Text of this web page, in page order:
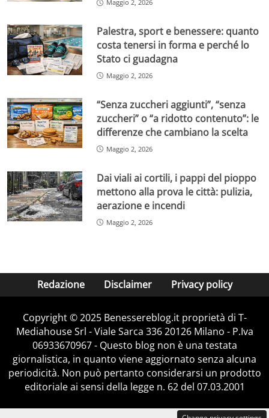
Maggio 2, 2026
Palestra, sport e benessere: quanto
costa tenersi in forma e perché lo
Stato ci guadagna
Maggio 2, 2026
“Senza zuccheri aggiunti”, “senza
zuccheri” o “a ridotto contenuto”: le
differenze che cambiano la scelta
Maggio 2, 2026
Dai viali ai cortili, i pappi del pioppo
mettono alla prova le città: pulizia,
aerazione e incendi
Maggio 2, 2026
Redazione Disclaimer Privacy policy
Copyright © 2025 Benessereblog.it proprietà di T-
Mediahouse Srl - Viale Sarca 336 20126 Milano - P.Iva
06933670967 - Questo blog non è una testata
giornalistica, in quanto viene aggiornato senza alcuna
periodicità. Non può pertanto considerarsi un prodotto
editoriale ai sensi della legge n. 62 del 07.03.2001